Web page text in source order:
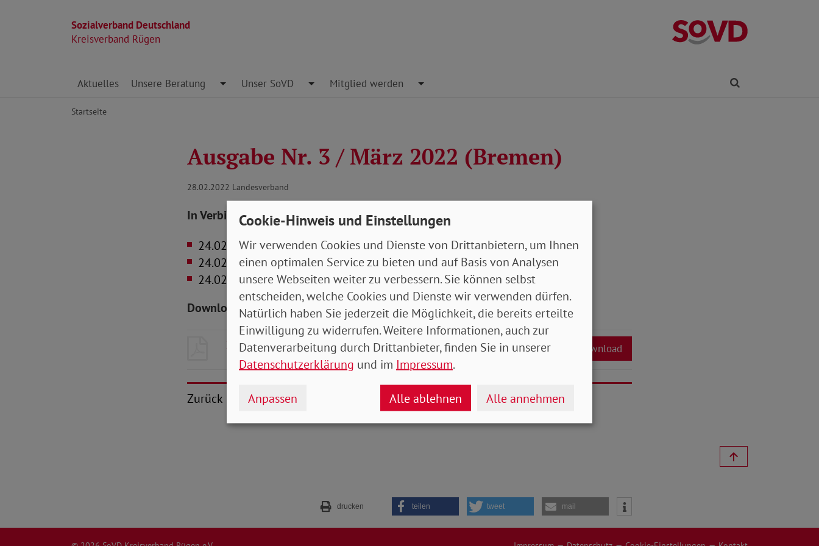
Sozialverband Deutschland
Kreisverband Rügen
Kreisverband
Direkt zu den Inhalten springen
Aktuelles Unsere Beratung Toggle Dropdown
Unser SoVD Toggle Dropdown
Mitglied werden Toggle Dropdown
Startseite
Ausgabe Nr. 3 / März 2022 (Bremen)
28.02.2022 Landesverband
In Verbindung stehende Artikel
24.02.2022Behandlungsfehler oft unerkannt
24.02.2022Minijobgrenze liegt bald bei 520 Euro
24.02.2022Gut durch die Krise gekommen
Downloads zum Artikel
2022_03_Bremen_Hamburg.pdf- 7 MB Download
Zurück
drucken teilen tweet mail
Cookie-Hinweis und Einstellungen
Wir verwenden Cookies und Dienste von Drittanbietern, um Ihnen
einen optimalen Service zu bieten und auf Basis von Analysen
unsere Webseiten weiter zu verbessern. Sie können selbst
entscheiden, welche Cookies und Dienste wir verwenden dürfen.
Natürlich haben Sie jederzeit die Möglichkeit, die bereits erteilte
Einwilligung zu widerrufen. Weitere Informationen, auch zur
Datenverarbeitung durch Drittanbieter, finden Sie in unserer
Datenschutzerklärung und im Impressum.
Anpassen Alle ablehnen Alle annehmen